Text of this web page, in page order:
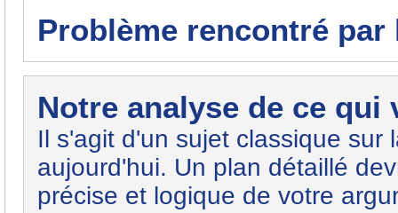
Problème rencontré par
Notre analyse de ce qui
Il s'agit d'un sujet classique sur
aujourd'hui. Un plan détaillé
précise et logique de votre